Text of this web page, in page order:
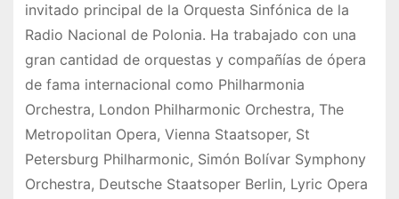
invitado principal de la Orquesta Sinfónica de la
Radio Nacional de Polonia. Ha trabajado con una
gran cantidad de orquestas y compañías de ópera
de fama internacional como Philharmonia
Orchestra, London Philharmonic Orchestra, The
Metropolitan Opera, Vienna Staatsoper, St
Petersburg Philharmonic, Simón Bolívar Symphony
Orchestra, Deutsche Staatsoper Berlin, Lyric Opera